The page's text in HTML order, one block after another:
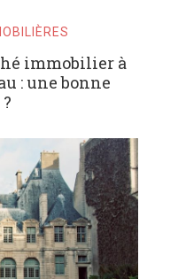
immobilier à
: une bonne